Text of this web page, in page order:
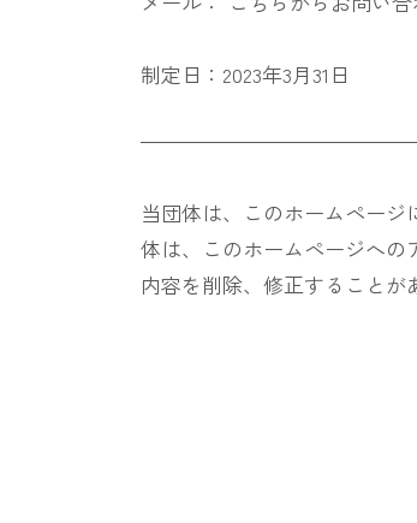
制定日：2023年3月31日
当団体は、このホームペー
体は、このホームページへ
内容を削除、修正することが